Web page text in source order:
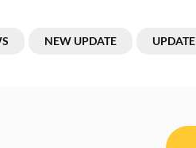
NEW UPDATE UPDATE